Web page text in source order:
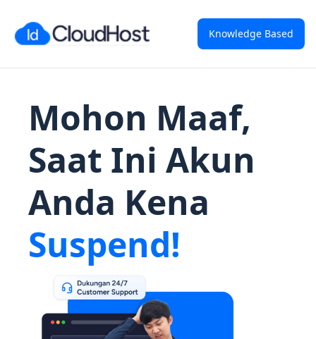
Knowledge Based
Mohon Maaf,
Saat Ini Akun
Anda Kena
Suspend!